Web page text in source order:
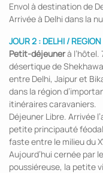
Envol à destination de
Arrivée à Delhi dans la
JOUR 2 : DELHI /
Petit-déjeunerà l’hôtel.
désertique de
entre Delhi, Jaipur et
dans la région
itinéraires caravaniers.
Déjeuner Libre. Arrivée
petite principauté
faste entre le milieu du
Aujourd’hui cernée par
poussiéreuse, la petite